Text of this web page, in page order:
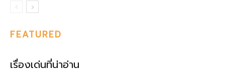
FEATURED
เรื่องเด่นที่น่าอ่าน